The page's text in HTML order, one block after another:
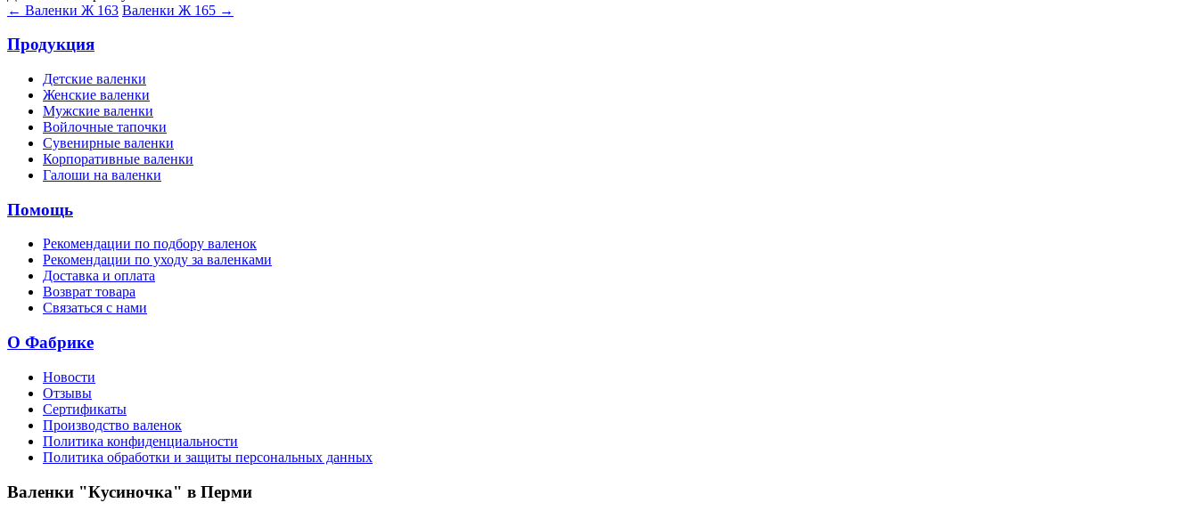
← Валенки Ж 163 Валенки Ж 165 →
Продукция
Детские валенки
Женские валенки
Мужские валенки
Войлочные тапочки
Сувенирные валенки
Корпоративные валенки
Галоши на валенки
Помощь
Рекомендации по подбору валенок
Рекомендации по уходу за валенками
Доставка и оплата
Возврат товара
Связаться с нами
О Фабрике
Новости
Отзывы
Сертификаты
Производство валенок
Политика конфиденциальности
Политика обработки и защиты персональных данных
Валенки "Кусиночка" в Перми